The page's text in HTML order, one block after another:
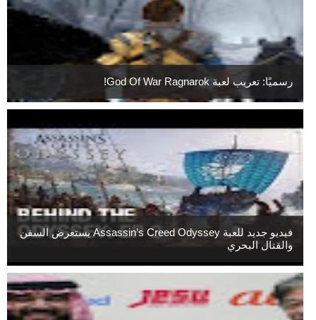
رسميًا: تعريب لعبة God Of War Ragnarok!
فيديو جديد للعبة Assassin’s Creed Odyssey يستعرض السفن
والقتال البحري